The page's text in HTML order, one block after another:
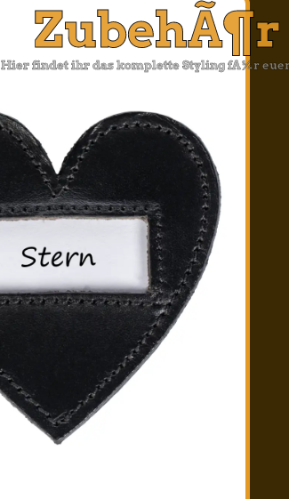
Hier findet ihr das komplette Styling fÃ¼r